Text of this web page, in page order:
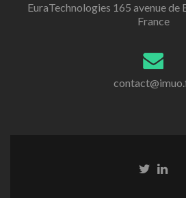
EuraTechnologies 165 avenue
France